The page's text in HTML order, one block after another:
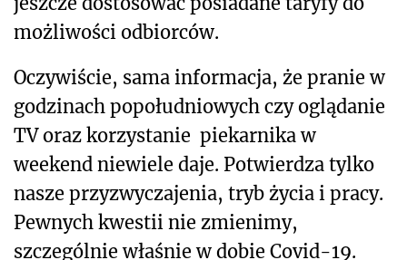
możliwości odbiorców.
Oczywiście, sama informacja, że pranie w
godzinach popołudniowych czy oglądanie
TV oraz korzystanie piekarnika w
weekend niewiele daje. Potwierdza tylko
nasze przyzwyczajenia, tryb życia i pracy.
Pewnych kwestii nie zmienimy,
szczególnie właśnie w dobie Covid-19.